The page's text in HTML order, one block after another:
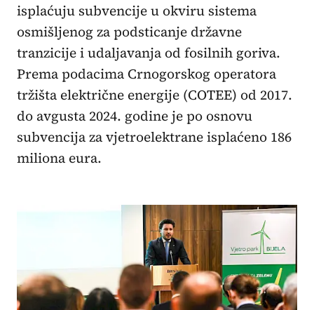
isplaćuju subvencije u okviru sistema
osmišljenog za podsticanje državne
tranzicije i udaljavanja od fosilnih goriva.
Prema podacima Crnogorskog operatora
tržišta električne energije (COTEE) od 2017.
do avgusta 2024. godine je po osnovu
subvencija za vjetroelektrane isplaćeno 186
miliona eura.